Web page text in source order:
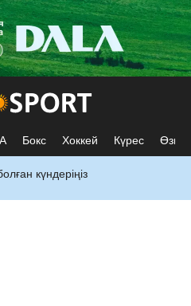
Бокс Хоккей Күрес Өзге
күндеріңіз